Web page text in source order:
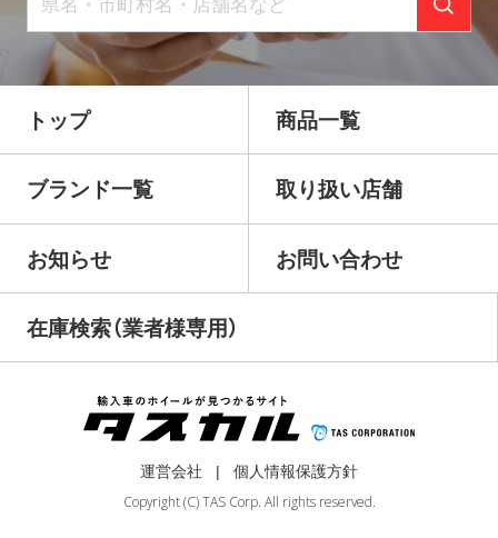
トップ 商品一覧
ブランド一覧 取り扱い店舗
お知らせ お問い合わせ
在庫検索（業者様専用）
運営会社
個人情報保護方針
Copyright (C) TAS Corp. All rights reserved.